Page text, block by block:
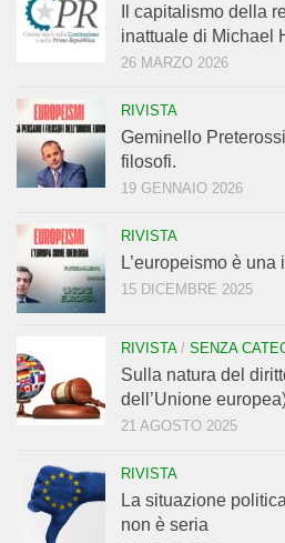
Il capitalismo della
inattuale di Michael
26 MARZO 2026
RIVISTA
Geminello
filosofi.
19 GENNAIO 2026
RIVISTA
L’europeismo è
15 DICEMBRE 2025
RIVISTA/ SENZA
Sulla natura del
dell’Unione
21 AGOSTO 2025
RIVISTA
La situazione
non è seria